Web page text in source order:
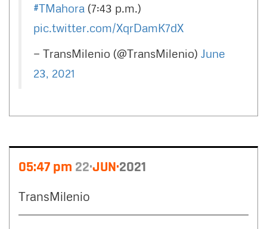
#TMahora (7:43 p.m.)
pic.twitter.com/XqrDamK7dX
— TransMilenio (@TransMilenio) June
23, 2021
05:47 pm 22 JUN 2021
TransMilenio